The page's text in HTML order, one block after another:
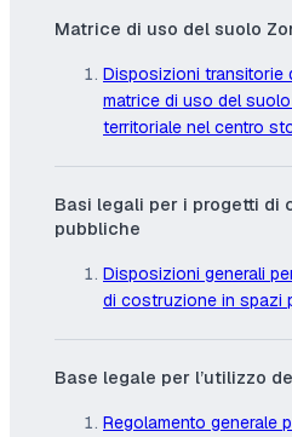
Matrice di uso del suolo
Disposizioni transitorie
matrice di uso del
territoriale nel centro
Basi legali per i progetti di
pubbliche
Disposizioni generali
di costruzione in spazi
Base legale per l’utilizzo
Regolamento generale